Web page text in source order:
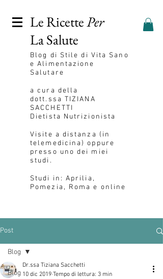
Le RicettePer
La Salute
Blog di Stile di Vita Sano
e Alimentazione
Salutare
a cura della
dott.ssa TIZIANA
SACCHETTI
Dietista Nutrizionista
Visite a distanza (in
telemedicina) oppure
presso uno dei miei
studi.
Studi in: Aprilia,
Pomezia, Roma e online
Post
Blog
Blog
Dr.ssa Tiziana Sacchetti
10 dic 2019 Tempo di lettura: 3 min